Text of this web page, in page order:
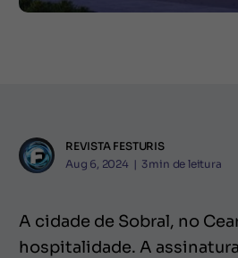
REVISTA FESTURIS
Aug 6, 2024 | 3min de leitura
A cidade de Sobral, no
hospitalidade. A